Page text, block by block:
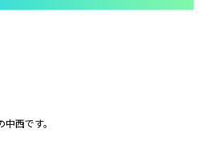
西です。